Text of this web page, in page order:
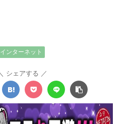
インターネット
シェアする